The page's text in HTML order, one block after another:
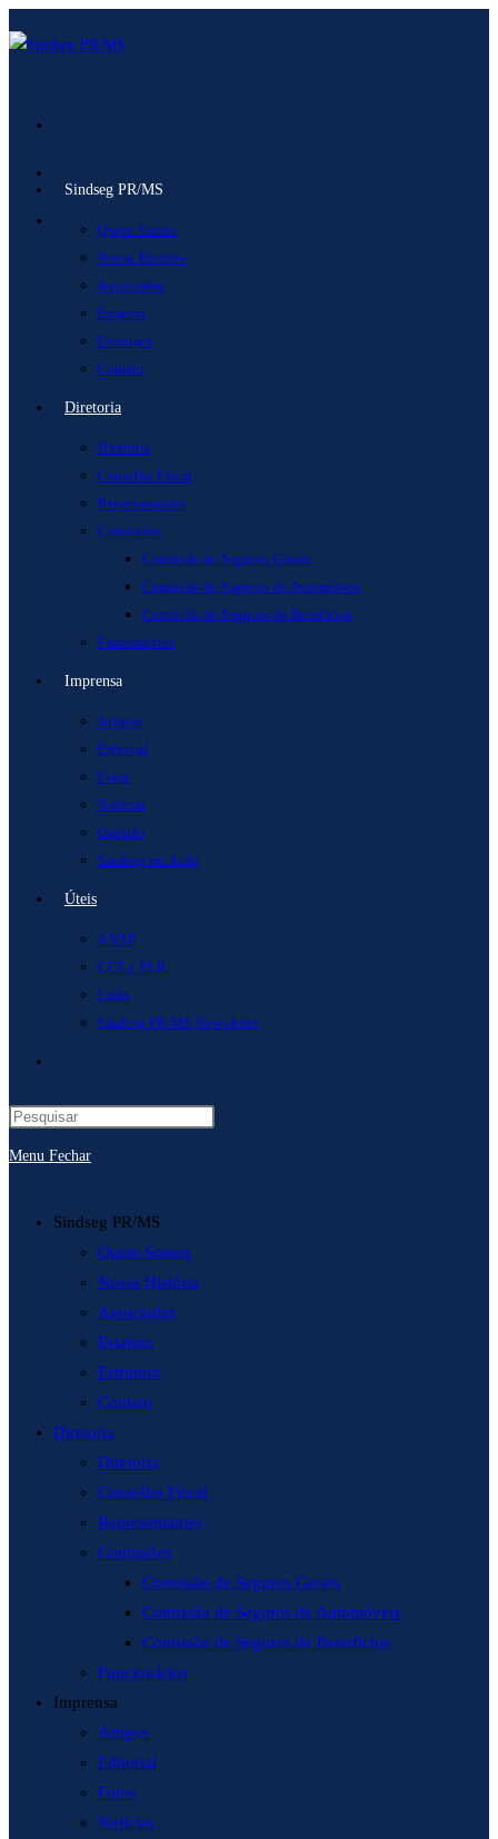
para
Sindseg PR/MS
Quem Somos
Nossa História
Associadas
Estatuto
Estrutura
Contato
Diretoria
Diretoria
Conselho Fiscal
Representantes
Comissões
Comissão de Seguros Gerais
Comissão de Seguros de Automóveis
Comissão de Seguros de Benefícios
Funcionários
Imprensa
Artigos
Editorial
Fotos
Notícias
Opinião
Sindseg em Ação
Úteis
ANSP
CCT e PLR
Links
Sindseg PR/MS Newsletter
pesquisa
do
site
Menu Fechar
Sindseg PR/MS
Quem Somos
Nossa História
Associadas
Estatuto
Estrutura
Contato
Diretoria
Diretoria
Conselho Fiscal
Representantes
Comissões
Comissão de Seguros Gerais
Comissão de Seguros de Automóveis
Comissão de Seguros de Benefícios
Funcionários
Imprensa
Artigos
Editorial
Fotos
Notícias